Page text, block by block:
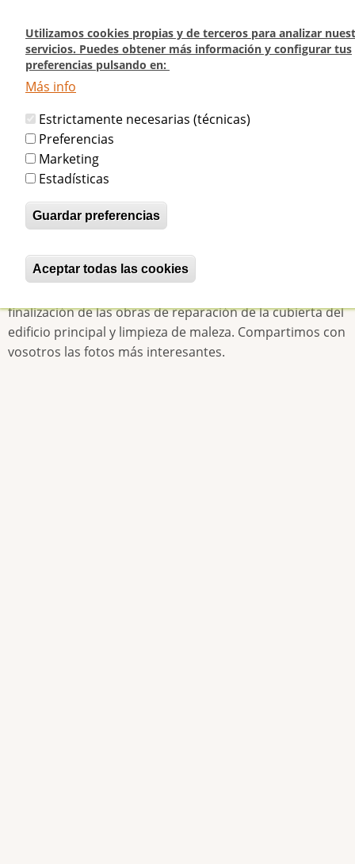
Utilizamos cookies propias y de terceros para analizar
servicios. Puedes obtener más información y configurar tus
preferencias pulsando en:
Más info
Estrictamente necesarias (técnicas)
Preferencias
Marketing
Estadísticas
Guardar preferencias
Aceptar todas las cookies
Revocar consentimiento
contenido
principal
Inicio Beti-Jai: Seguimiento periódico del estado del frontón
Beti-Jai: Seguimiento periódico del
estado del frontón
betijaimadrid
Vie, 03/04/2015 - 17:49
El pasado mes de marzo realizamos una de nuestra
rondas periódicas para comprobar el estado del frontón
finalización de las obras de reparación de la cubierta del
edificio principal y limpieza de maleza. Compartimos con
vosotros las fotos más interesantes.